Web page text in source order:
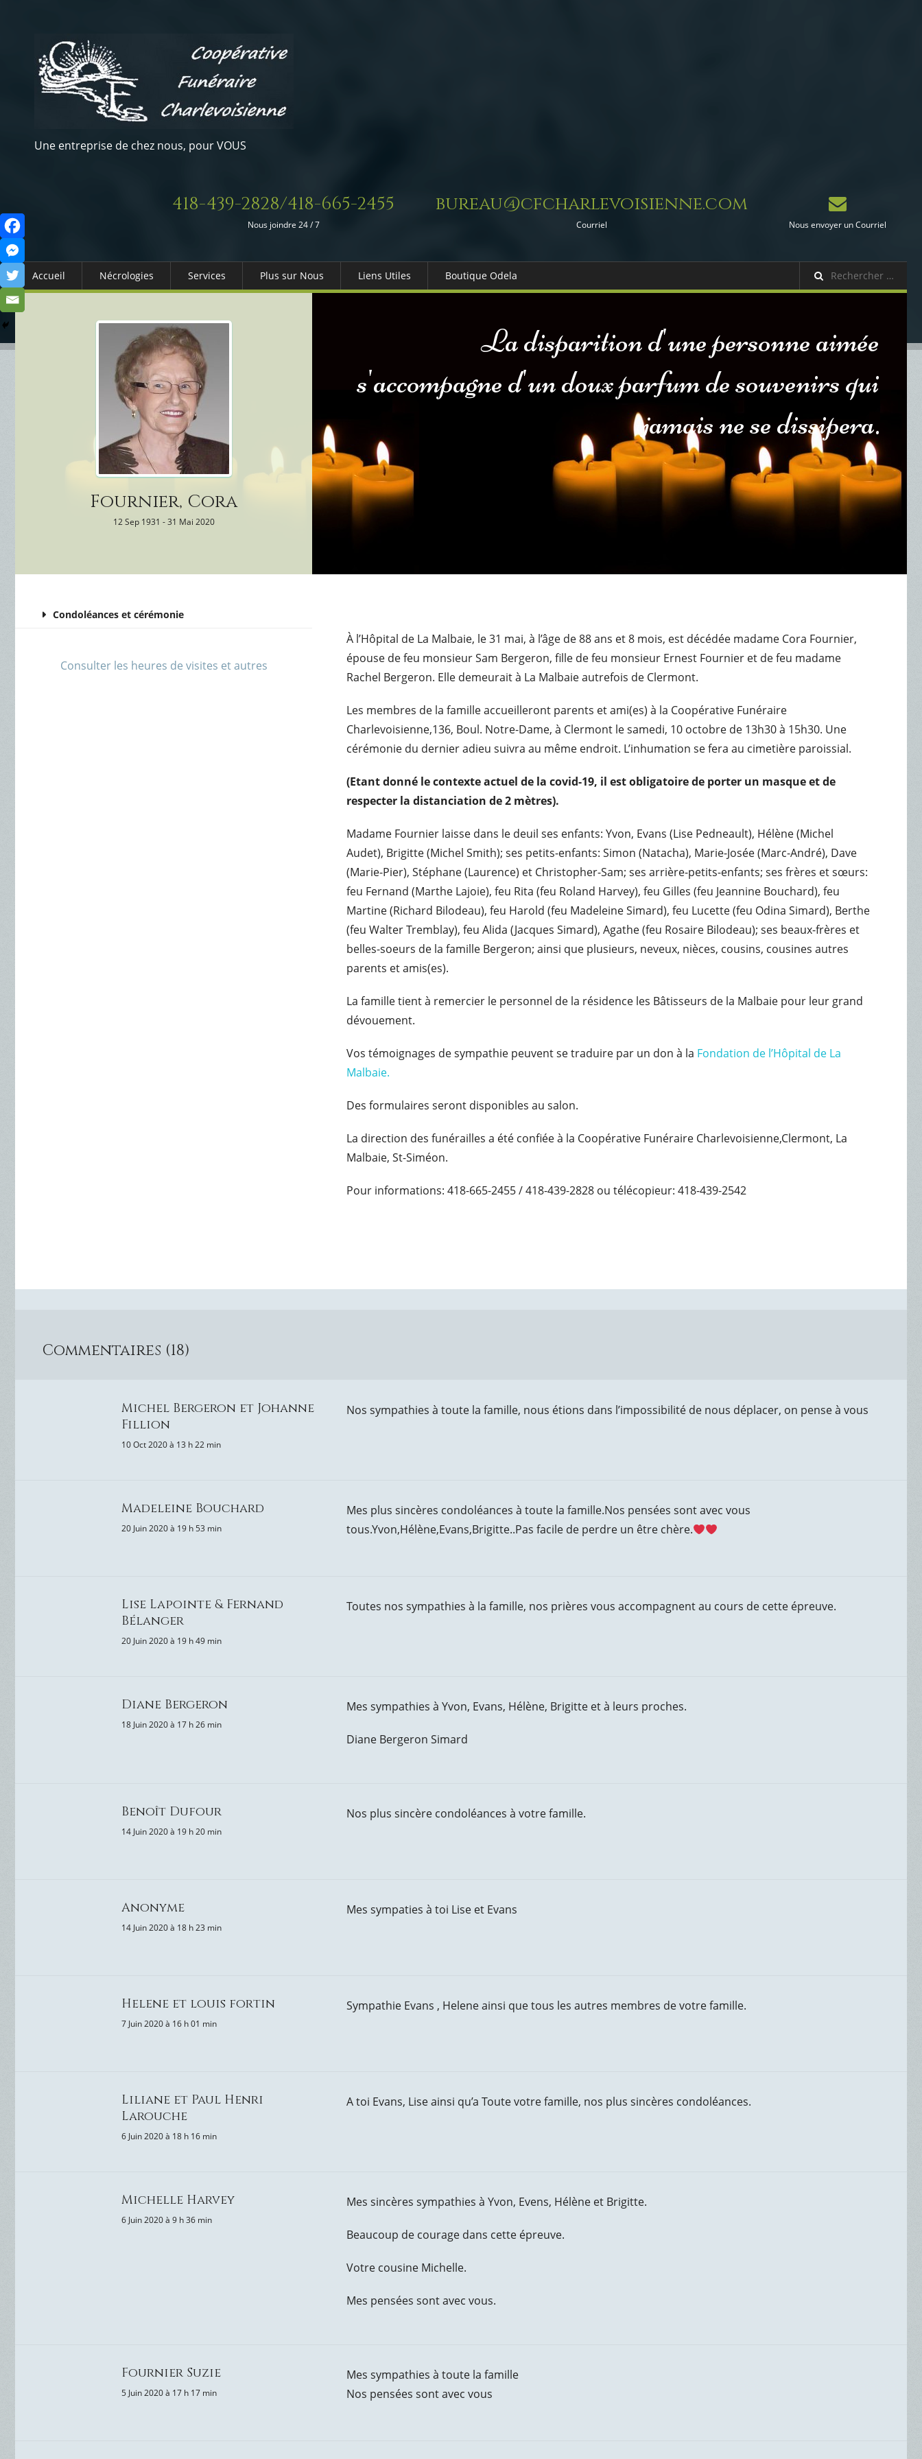
Une entreprise de chez nous, pour VOUS
418-439-2828/418-665-2455
Nous joindre 24 / 7
bureau@cfcharlevoisienne.com
Courriel Nous envoyer un Courriel
Accueil Nécrologies Services
Columbarium
Services Funéraires
Plus sur Nous Liens Utiles
Fleuristes
Boutique Odela
Fournier, Cora
12 Sep 1931 - 31 Mai 2020
La disparition d'une personne aimée
s'accompagne d'un doux parfum de souvenirs qui
jamais ne se dissipera.
Condoléances et cérémonie
Consulter les heures de visites et autres
À l’Hôpital de La Malbaie, le 31 mai, à l’âge de 88 ans et 8 mois, est décédée madame Cora Fournier,
épouse de feu monsieur Sam Bergeron, fille de feu monsieur Ernest Fournier et de feu madame
Rachel Bergeron. Elle demeurait à La Malbaie autrefois de Clermont.
Les membres de la famille accueilleront parents et ami(es) à la Coopérative Funéraire
Charlevoisienne,136, Boul. Notre-Dame, à Clermont le samedi, 10 octobre de 13h30 à 15h30. Une
cérémonie du dernier adieu suivra au même endroit. L’inhumation se fera au cimetière paroissial.
(Etant donné le contexte actuel de la covid-19, il est obligatoire de porter un masque et de
respecter la distanciation de 2 mètres).
Madame Fournier laisse dans le deuil ses enfants: Yvon, Evans (Lise Pedneault), Hélène (Michel
Audet), Brigitte (Michel Smith); ses petits-enfants: Simon (Natacha), Marie-Josée (Marc-André), Dave
(Marie-Pier), Stéphane (Laurence) et Christopher-Sam; ses arrière-petits-enfants; ses frères et sœurs:
feu Fernand (Marthe Lajoie), feu Rita (feu Roland Harvey), feu Gilles (feu Jeannine Bouchard), feu
Martine (Richard Bilodeau), feu Harold (feu Madeleine Simard), feu Lucette (feu Odina Simard), Berthe
(feu Walter Tremblay), feu Alida (Jacques Simard), Agathe (feu Rosaire Bilodeau); ses beaux-frères et
belles-soeurs de la famille Bergeron; ainsi que plusieurs, neveux, nièces, cousins, cousines autres
parents et amis(es).
La famille tient à remercier le personnel de la résidence les Bâtisseurs de la Malbaie pour leur grand
dévouement.
Vos témoignages de sympathie peuvent se traduire par un don à la Fondation de l’Hôpital de La
Malbaie.
Des formulaires seront disponibles au salon.
La direction des funérailles a été confiée à la Coopérative Funéraire Charlevoisienne,Clermont, La
Malbaie, St-Siméon.
Pour informations: 418-665-2455 / 418-439-2828 ou télécopieur: 418-439-2542
Commentaires (18)
Michel Bergeron et Johanne
Fillion
10 Oct 2020 à 13 h 22 min
Nos sympathies à toute la famille, nous étions dans l’impossibilité de nous déplacer, on pense à vous
Madeleine Bouchard
20 Juin 2020 à 19 h 53 min
Mes plus sincères condoléances à toute la famille.Nos pensées sont avec vous
tous.Yvon,Hélène,Evans,Brigitte..Pas facile de perdre un être chère.
Lise Lapointe & Fernand
Bélanger
20 Juin 2020 à 19 h 49 min
Toutes nos sympathies à la famille, nos prières vous accompagnent au cours de cette épreuve.
Diane Bergeron
18 Juin 2020 à 17 h 26 min
Mes sympathies à Yvon, Evans, Hélène, Brigitte et à leurs proches.
Diane Bergeron Simard
Benoît Dufour
14 Juin 2020 à 19 h 20 min
Nos plus sincère condoléances à votre famille.
Anonyme
14 Juin 2020 à 18 h 23 min
Mes sympaties à toi Lise et Evans
Helene et louis fortin
7 Juin 2020 à 16 h 01 min
Sympathie Evans , Helene ainsi que tous les autres membres de votre famille.
Liliane et Paul Henri
Larouche
6 Juin 2020 à 18 h 16 min
A toi Evans, Lise ainsi qu’a Toute votre famille, nos plus sincères condoléances.
Michelle Harvey
6 Juin 2020 à 9 h 36 min
Mes sincères sympathies à Yvon, Evens, Hélène et Brigitte.
Beaucoup de courage dans cette épreuve.
Votre cousine Michelle.
Mes pensées sont avec vous.
Fournier Suzie
5 Juin 2020 à 17 h 17 min
Mes sympathies à toute la famille
Nos pensées sont avec vous